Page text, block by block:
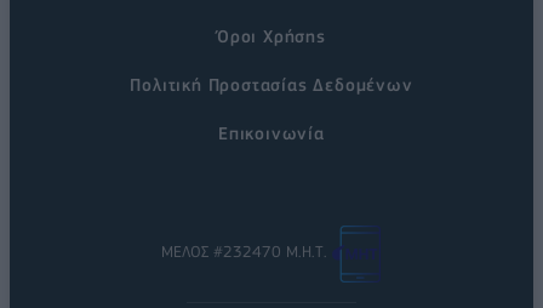
Όροι Χρήσης
Πολιτική Προστασίας Δεδομένων
Επικοινωνία
ΜΕΛΟΣ #232470 Μ.Η.Τ.